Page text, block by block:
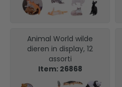
Animal World wilde
dieren in display, 12
assorti
Item: 26868